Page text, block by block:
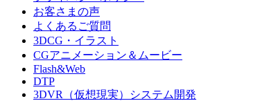
お客さまの声
よくあるご質問
3DCG・イラスト
CGアニメーション＆ムービー
Flash&Web
DTP
3DVR（仮想現実）システム開発